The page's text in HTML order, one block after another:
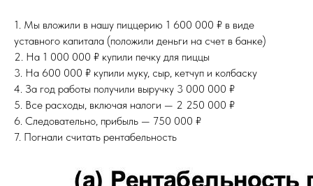
1. Мы вложили в нашу пиццерию 1 600 000 ₽ в виде
уставного капитала (положили деньги на счет в банке)
2. На 1 000 000 ₽ купили печку для пиццы
3. На 600 000 ₽ купили муку, сыр, кетчуп и колбаску
4. За год работы получили выручку 3 000 000 ₽
5. Все расходы, включая налоги — 2 250 000 ₽
6. Следовательно, прибыль — 750 000 ₽
7. Погнали считать рентабельность